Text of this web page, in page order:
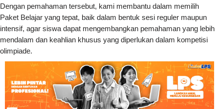
Dengan pemahaman tersebut, kami membantu dalam memilih
Paket Belajar yang tepat, baik dalam bentuk sesi reguler maupun
intensif, agar siswa dapat mengembangkan pemahaman yang lebih
mendalam dan keahlian khusus yang diperlukan dalam kompetisi
olimpiade.